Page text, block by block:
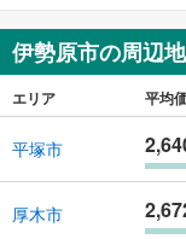
伊勢原市の周辺
エリア 平均
平塚市
厚木市